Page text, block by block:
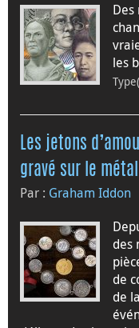
Des
les
Les jetons
gravé sur le métal
Par : Graham Iddon
des
de
de